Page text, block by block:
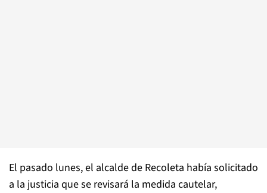
El pasado lunes, el alcalde de Recoleta había solicitado
a la justicia que se revisará la medida cautelar,